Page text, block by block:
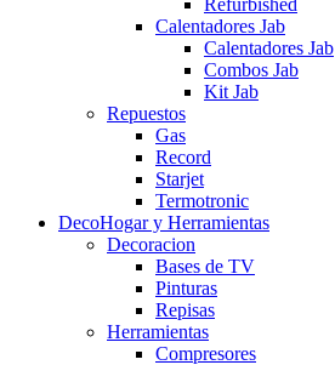
Calentadores Jab
Calentadores Jab
Combos Jab
Kit Jab
Repuestos
Gas
Record
Starjet
Termotronic
DecoHogar y Herramientas
Decoracion
Bases de TV
Pinturas
Repisas
Herramientas
Compresores